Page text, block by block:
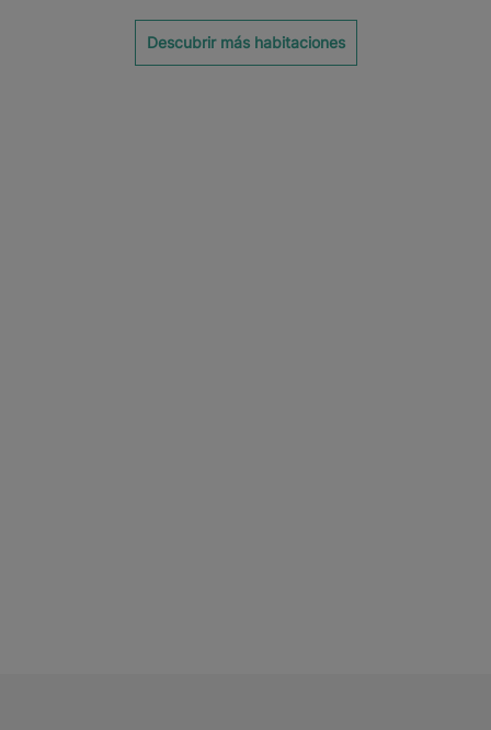
Descubrir más habitaciones